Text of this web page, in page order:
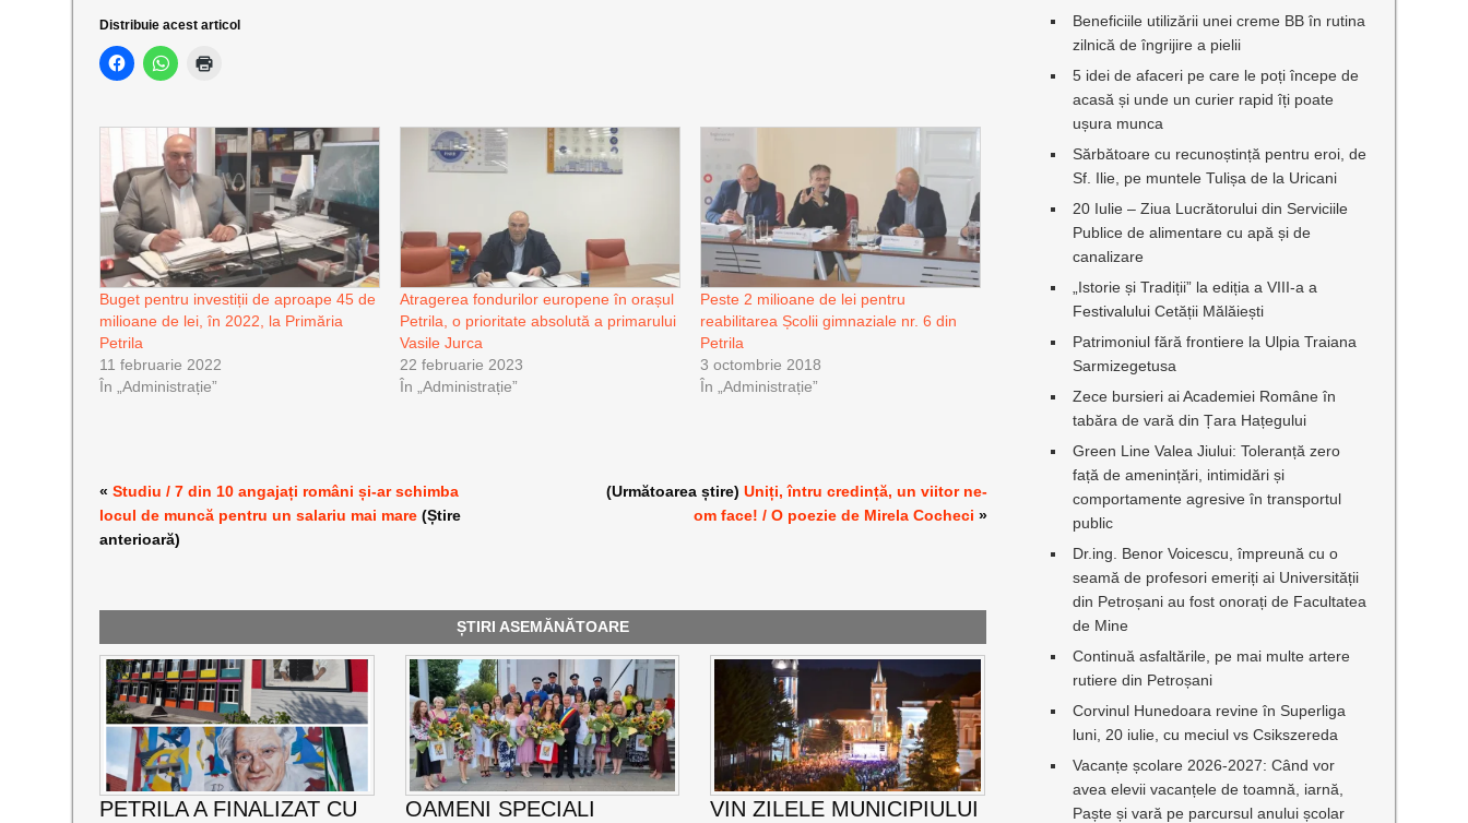
Distribuie acest articol
Buget pentru investiții de aproape 45 de
milioane de lei, în 2022, la Primăria
Petrila
11 februarie 2022
În „Administrație”
Atragerea fondurilor europene în orașul
Petrila, o prioritate absolută a primarului
Vasile Jurca
22 februarie 2023
În „Administrație”
Peste 2 milioane de lei pentru
reabilitarea Școlii gimnaziale nr. 6 din
Petrila
3 octombrie 2018
În „Administrație”
«Studiu / 7 din 10 angajați români și-ar schimba
locul de muncă pentru un salariu mai mare (Știre
anterioară)
(Următoarea știre)Uniți, întru credință, un viitor ne-
om face! / O poezie de Mirela Cocheci »
ȘTIRI ASEMĂNĂTOARE
PETRILA A FINALIZAT CU
OAMENI SPECIALI
VIN ZILELE MUNICIPIULUI
Beneficiile utilizării unei creme BB în rutina
zilnică de îngrijire a pielii
5 idei de afaceri pe care le poți începe de
acasă și unde un curier rapid îți poate
ușura munca
Sărbătoare cu recunoștință pentru eroi, de
Sf. Ilie, pe muntele Tulișa de la Uricani
20 Iulie – Ziua Lucrătorului din Serviciile
Publice de alimentare cu apă și de
canalizare
„Istorie și Tradiții” la ediția a VIII-a a
Festivalului Cetății Mălăiești
Patrimoniul fără frontiere la Ulpia Traiana
Sarmizegetusa
Zece bursieri ai Academiei Române în
tabăra de vară din Țara Hațegului
Green Line Valea Jiului: Toleranță zero
față de amenințări, intimidări și
comportamente agresive în transportul
public
Dr.ing. Benor Voicescu, împreună cu o
seamă de profesori emeriți ai Universității
din Petroșani au fost onorați de Facultatea
de Mine
Continuă asfaltările, pe mai multe artere
rutiere din Petroșani
Corvinul Hunedoara revine în Superliga
luni, 20 iulie, cu meciul vs Csikszereda
Vacanțe școlare 2026-2027: Când vor
avea elevii vacanțele de toamnă, iarnă,
Paște și vară pe parcursul anului școlar